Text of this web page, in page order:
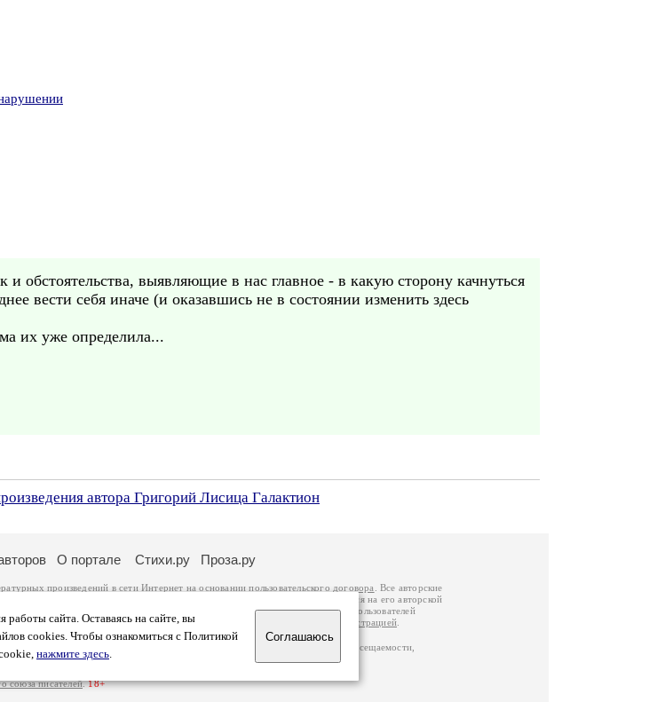
обстоятельства, выявляющие в нас главное - в какую сторону качнуться
вести себя иначе (и оказавшись не в состоянии изменить здесь
их уже определила...
автора Григорий Лисица Галактион
сайта. Оставаясь на сайте, вы
cookies. Чтобы ознакомиться с Политикой
нажмите здесь.
Соглашаюсь
О портале Стихи.ру Проза.ру
произведений в сети Интернет на основаниипользовательского договора
. Все авторские
возможна только с согласия его автора, к которому вы можете обратиться на его авторской
законодательства Российской Федерации. Данные пользователей
посмотреть более подробнуюинформацию о портале связаться с администрацией
сумме просматривают более полумиллиона страниц по данным счетчика посещаемости,
просмотров и количество посетителей.
союза писателей.18+